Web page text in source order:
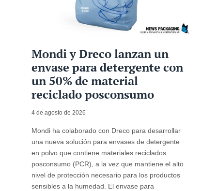
Mondi y Dreco lanzan un
envase para detergente con
un 50% de material
reciclado posconsumo
4 de agosto de 2026
Mondi ha colaborado con Dreco para desarrollar
una nueva solución para envases de detergente
en polvo que contiene materiales reciclados
posconsumo (PCR), a la vez que mantiene el alto
nivel de protección necesario para los productos
sensibles a la humedad. El envase para